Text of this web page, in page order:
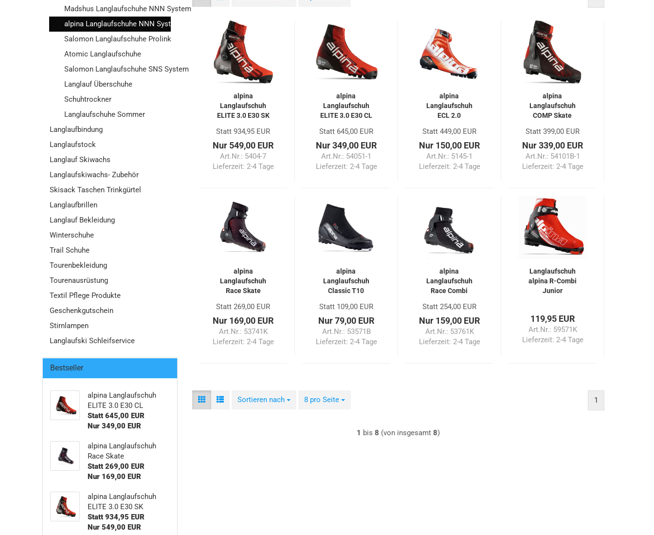
alpina
Langlaufschuh
ELITE 3.0 E30 SK
Statt 934,95 EUR
Nur 549,00 EUR
Art.Nr.: 5404-7
Lieferzeit: 2-4 Tage
alpina
Langlaufschuh
ELITE 3.0 E30 CL
Statt 645,00 EUR
Nur 349,00 EUR
Art.Nr.: 54051-1
Lieferzeit: 2-4 Tage
alpina
Langlaufschuh
ECL 2.0
Statt 449,00 EUR
Nur 150,00 EUR
Art.Nr.: 5145-1
Lieferzeit: 2-4 Tage
alpina
Langlaufschuh
COMP Skate
Statt 399,00 EUR
Nur 339,00 EUR
Art.Nr.: 54101B-1
Lieferzeit: 2-4 Tage
alpina
Langlaufschuh
Race Skate
Statt 269,00 EUR
Nur 169,00 EUR
Art.Nr.: 53741K
Lieferzeit: 2-4 Tage
alpina
Langlaufschuh
Classic T10
Statt 109,00 EUR
Nur 79,00 EUR
Art.Nr.: 53571B
Lieferzeit: 2-4 Tage
alpina
Langlaufschuh
Race Combi
Statt 254,00 EUR
Nur 159,00 EUR
Art.Nr.: 53761K
Lieferzeit: 2-4 Tage
Langlaufschuh
alpina R-Combi
Junior
119,95 EUR
Art.Nr.: 59571K
Lieferzeit: 2-4 Tage
Sortieren nach
Sortieren nach 8 pro Seite
pro Seite 1
1 bis 8 (von insgesamt 8)
Madshus Langlaufschuhe NNN System
alpina Langlaufschuhe NNN System
Salomon Langlaufschuhe Prolink
Atomic Langlaufschuhe
Salomon Langlaufschuhe SNS System
Langlauf Überschuhe
Schuhtrockner
Langlaufschuhe Sommer
Langlaufbindung
Langlaufstock
Langlauf Skiwachs
Langlaufskiwachs- Zubehör
Skisack Taschen Trinkgürtel
Langlaufbrillen
Langlauf Bekleidung
Winterschuhe
Trail Schuhe
Tourenbekleidung
Tourenausrüstung
Textil Pflege Produkte
Geschenkgutschein
Stirnlampen
Langlaufski Schleifservice
Bestseller
alpina Langlaufschuh
ELITE 3.0 E30 CL
Statt 645,00 EUR
Nur 349,00 EUR
alpina Langlaufschuh
Race Skate
Statt 269,00 EUR
Nur 169,00 EUR
alpina Langlaufschuh
ELITE 3.0 E30 SK
Statt 934,95 EUR
Nur 549,00 EUR